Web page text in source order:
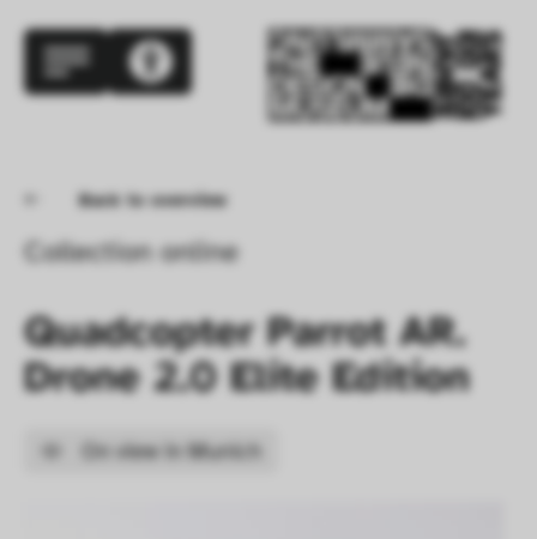
Back to overview
Collection online
Quadcopter Parrot AR.
Drone 2.0 Elite Edition
On view in Munich